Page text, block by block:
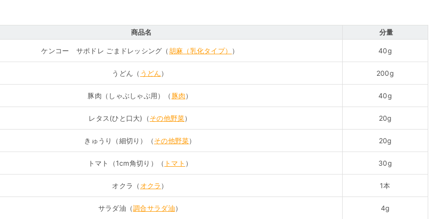
商品名 分量
ケンコー サポドレ ごまドレッシング（胡麻（乳化タイプ） ） 40g
うどん（ うどん） 200g
豚肉（しゃぶしゃぶ用）（ 豚肉） 40g
レタス(ひと口大)（その他野菜） 20g
きゅうり（細切り）（その他野菜） 20g
トマト（1cm角切り）（ トマト ） 30g
オクラ（ オクラ ） 1本
サラダ油（調合サラダ油） 4g